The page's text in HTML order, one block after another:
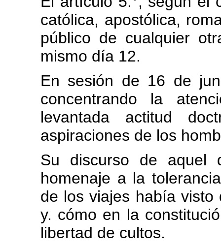
católica, apostólica,
público de cualquier
mismo día 12.
En sesión de 16 de
concentrando la
levantada actitud
aspiraciones de los
Su discurso de aquel
homenaje a la
de los viajes había visto
y. cómo en la
libertad de cultos.